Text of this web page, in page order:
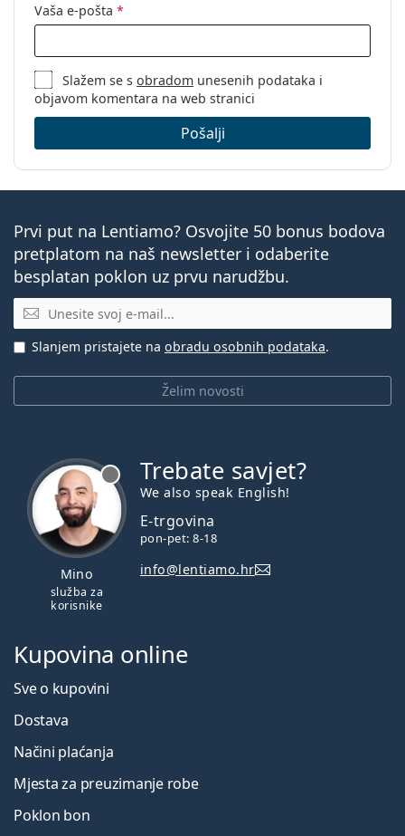
Vaša e-pošta *
Slažem se sobradom unesenih podataka i
objavom komentara na web stranici
Pošalji
Prvi put na Lentiamo? Osvojite 50 bonus bodova
pretplatom na naš newsletter i odaberite
besplatan poklon uz prvu narudžbu.
E-mail
Želim novosti
Slanjem pristajete na obradu osobnih podataka.
Mino
služba za
korisnike
Trebate savjet?
We also speak English!
E-trgovina
pon-pet: 8-18
info@lentiamo.hr
Kupovina online
Sve o kupovini
Dostava
Načini plaćanja
Mjesta za preuzimanje robe
Poklon bon